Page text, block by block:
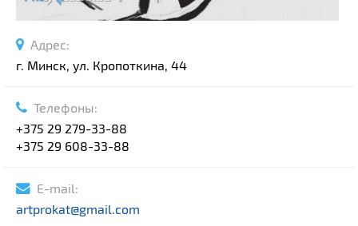
Адрес:
г. Минск, ул. Кропоткина, 44
Телефоны:
+375 29 279-33-88
+375 29 608-33-88
E-mail:
artprokat@gmail.com